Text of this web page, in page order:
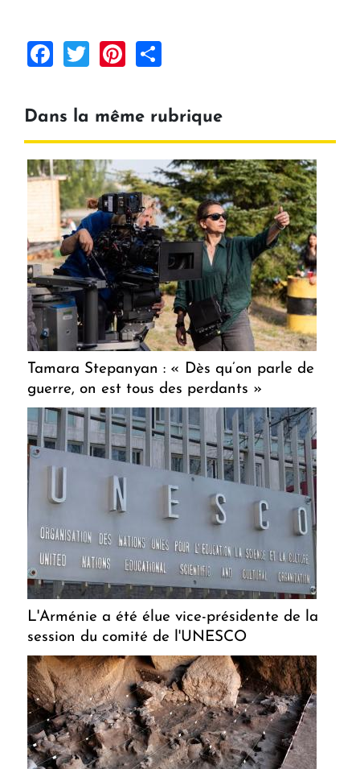
Facebook
TwitterPinterest
Dans la même rubrique
Tamara Stepanyan : « Dès qu’on parle de
guerre, on est tous des perdants »
L'Arménie a été élue vice-présidente de la
session du comité de l'UNESCO